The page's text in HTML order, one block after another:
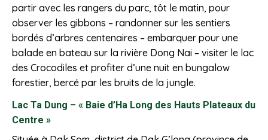
partir avec les rangers du parc, tôt le matin, pour
observer les gibbons – randonner sur les sentiers
bordés d’arbres centenaires – embarquer pour une
balade en bateau sur la rivière Dong Nai – visiter le lac
des Crocodiles et profiter d’une nuit en bungalow
forestier, bercé par les bruits de la jungle.
Lac Ta Dung – « Baie d’Ha Long des Hauts Plateaux du
Centre »